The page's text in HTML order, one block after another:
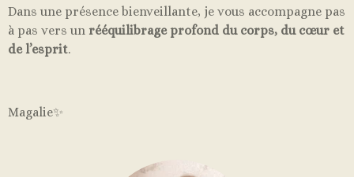
Dans une présence bienveillante, je vous accompagne pas
à pas vers un rééquilibrage profond du corps, du cœur et
de l’esprit.
Magalie✨